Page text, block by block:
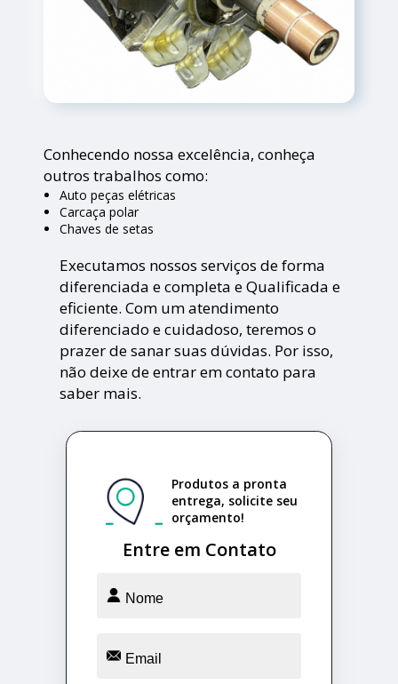
Conhecendo nossa excelência, conheça
outros trabalhos como:
Auto peças elétricas
Carcaça polar
Chaves de setas
Executamos nossos serviços de forma
diferenciada e completa e Qualificada e
eficiente. Com um atendimento
diferenciado e cuidadoso, teremos o
prazer de sanar suas dúvidas. Por isso,
não deixe de entrar em contato para
saber mais.
Entre em Contato
Produtos a pronta
entrega, solicite seu
orçamento!